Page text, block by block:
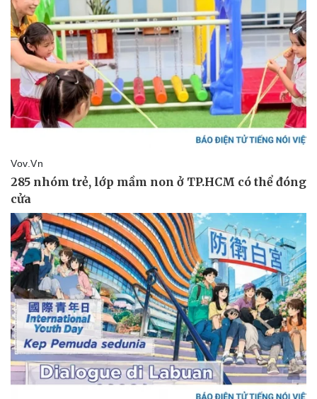
Sức khỏe
Dinh dưỡng - món ngon
Cây thuốc
Nam khoa
Làm đẹp - giảm cân
Phòng mạch online
Ăn sạch sống khỏe
Đời sống
Nhà đẹp
Tình yêu - Gia đình